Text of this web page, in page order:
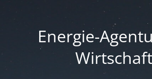
Energie-
Wirtschaft